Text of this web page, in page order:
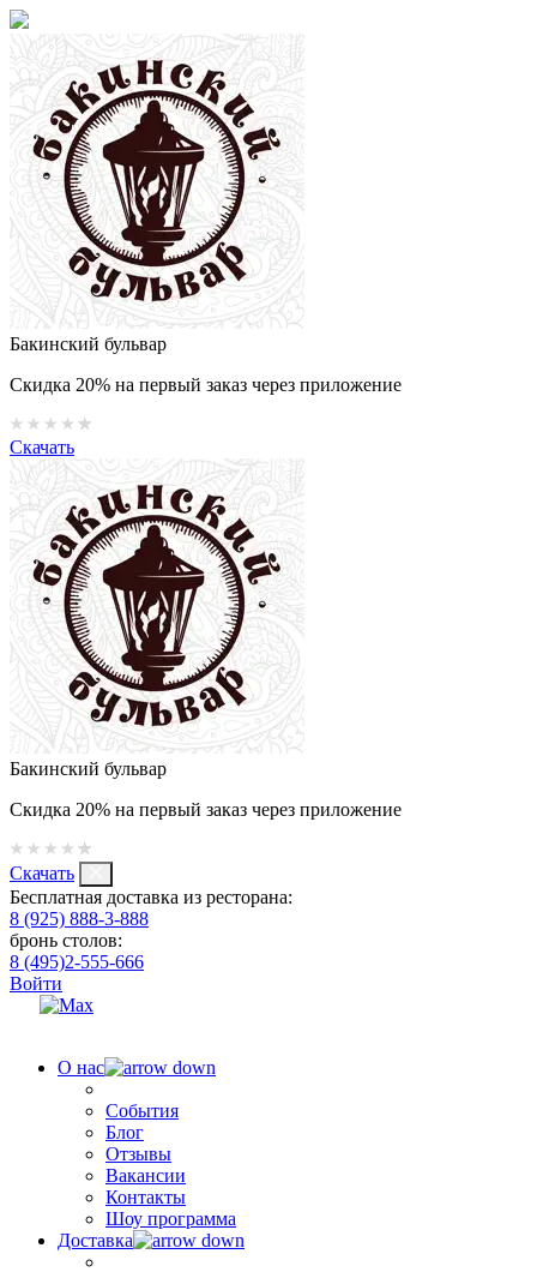
Бакинский бульвар
Скидка 20% на первый заказ через приложение
Скачать
Бакинский бульвар
Скидка 20% на первый заказ через приложение
Скачать
Бесплатная доставка из ресторана:
8 (925) 888-3-888
бронь столов:
8 (495)2-555-666
Войти
О нас
События
Блог
Отзывы
Вакансии
Контакты
Шоу программа
Доставка